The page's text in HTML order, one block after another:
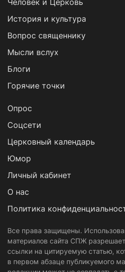
Человек и Церковь
История и культура
Вопрос священнику
Мысли вслух
Блоги
Горячие точки
Опрос
Cоцсети
Церковный календарь
Юмор
Личный кабинет
О нас
Политика
Все права защищены.
материалов сайта СПЖ
ссылки на цитируемую статью,
в первом абзаце публикуемого